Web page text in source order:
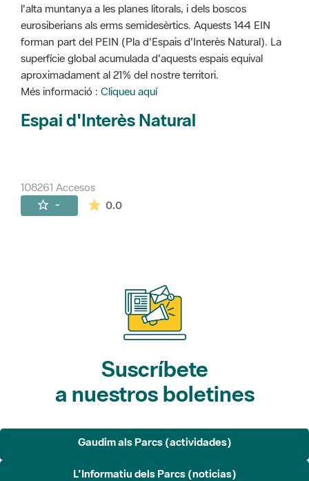
l'alta muntanya a les planes litorals, i dels boscos
eurosiberians als erms semidesèrtics. Aquests 144 EIN
forman part del PEIN (Pla d'Espais d'Interès Natural). La
superfície global acumulada d'aquests espais equival
aproximadament al 21% del nostre territori.
Més informació : Cliqueu aquí
Espai d'Interès Natural
108261 Accesos
- 0.0La valoración media es de 0 estrellas de
Suscríbete
a nuestros boletines
Gaudim als Parcs (actividades)
L'Informatiu dels Parcs (noticias)